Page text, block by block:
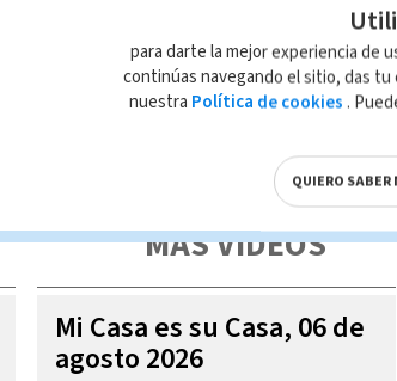
parcial del contenido de esta página, mismo que es
delito de conformidad con las leyes aplicables.
MÁS VIDEOS
Mi Casa es su Casa, 06 de
agosto 2026
para darte la mejor experiencia de
continúas navegando el sitio, das
nuestra Política de cookies .
QUIERO SABER